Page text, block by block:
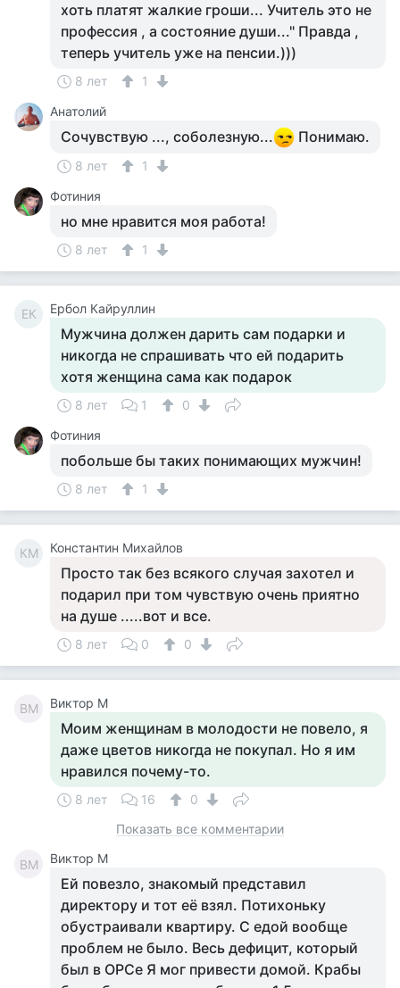
хоть платят жалкие гроши... Учитель это не
профессия , а состояние души..." Правда ,
теперь учитель уже на пенсии.)))
8 лет
1
Анатолий
Сочувствую ..., соболезную... Понимаю.
8 лет
1
Фотиния
но мне нравится моя работа!
8 лет 1
ЕК Ербол Кайруллин
Мужчина должен дарить сам подарки и
никогда не спрашивать что ей подарить
хотя женщина сама как подарок
8 лет 1
0
Фотиния
побольше бы таких понимающих мужчин!
8 лет 1
КМ Константин Михайлов
Просто так без всякого случая захотел и
подарил при том чувствую очень приятно
на душе .....вот и все.
8 лет 0 0
ВМ Виктор М
Моим женщинам в молодости не повело, я
даже цветов никогда не покупал. Но я им
нравился почему-то.
8 лет 16
0
Показать все комментарии
ВМ Виктор М
Ей повезло, знакомый представил
директору и тот её взял. Потихоньку
обустраивали квартиру. С едой вообще
проблем не было. Весь дефицит, который
был в ОРСе Я мог привести домой. Крабы